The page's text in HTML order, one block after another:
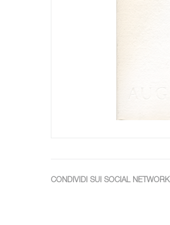
CONDIVIDI SUI SOCIAL NETWORK